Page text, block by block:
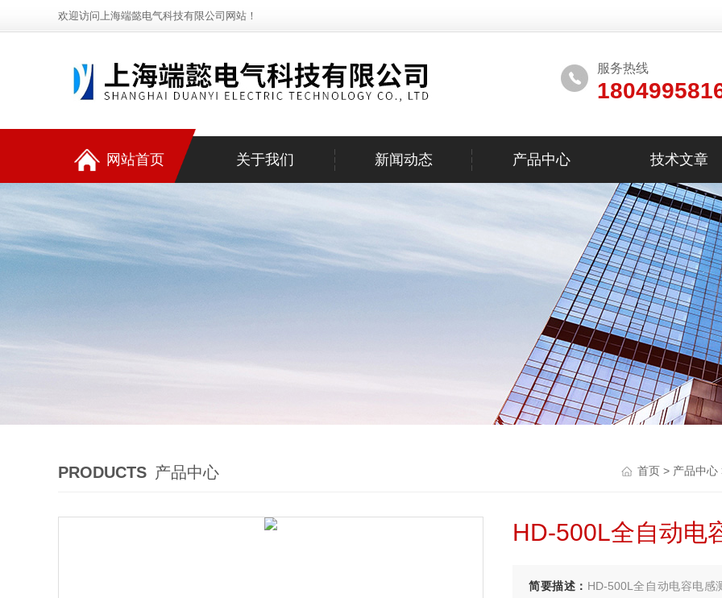
欢迎访问上海端懿电气科技有限公司网站！
服务热线
网站首页 关于我们 新闻动态 产品中心 技术文章
PRODUCTS 产品中心 首页 > 产品中心
HD-500L全自动电
简要描述： HD-500L全自动电容电感